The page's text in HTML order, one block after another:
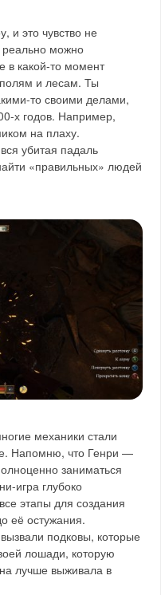
и это чувство не
реально можно
в какой-то момент
полям и лесам. Ты
то своими делами,
х годов. Например,
на плаху.
убитая падаль
«правильных» людей
механики стали
Напомню, что Генри —
заниматься
игра глубоко
этапы для создания
её остужания.
подковы, которые
лошади, которую
лучше выживала в